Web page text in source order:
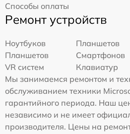
Способы оплаты
Ремонт устройств
Ноутбуков
Планшетов
Планшетов
Смартфонов
VR систем
Клавиатур
Мы занимаемся ремонтом и
обслуживанием техники
гарантийного периода. Наш
независимо и не имеет
производителя. Цены на